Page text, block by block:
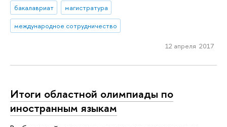
бакалавриат
магистратура
международное сотрудничество
12 апреля 2017
Итоги областной олимпиады по
иностранным языкам